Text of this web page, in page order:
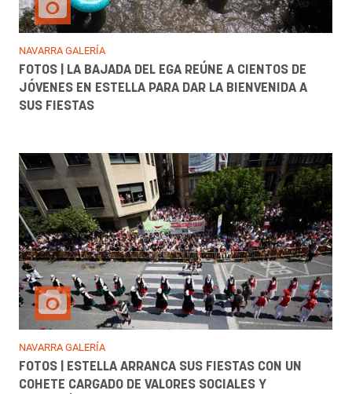
NAVARRA GALERÍA
FOTOS | LA BAJADA DEL EGA REÚNE A CIENTOS DE
JÓVENES EN ESTELLA PARA DAR LA BIENVENIDA A
SUS FIESTAS
NAVARRA GALERÍA
FOTOS | ESTELLA ARRANCA SUS FIESTAS CON UN
COHETE CARGADO DE VALORES SOCIALES Y